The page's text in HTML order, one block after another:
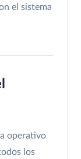
el sistema
operativo
los